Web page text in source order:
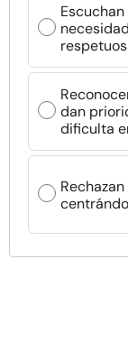
dan
dificulta